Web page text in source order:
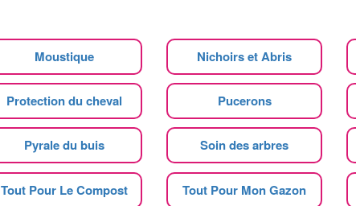
Moustique Nichoirs et Abris
Protection du cheval Pucerons
Pyrale du buis Soin des arbres
Tout Pour Le Compost Tout Pour Mon Gazon